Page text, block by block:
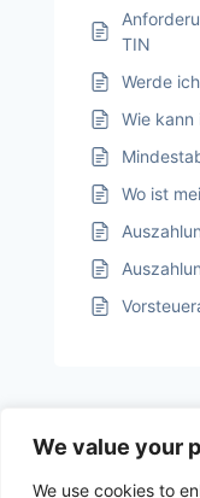
We value your
We use cookies to
TIN
Werde
Wie
Wo ist